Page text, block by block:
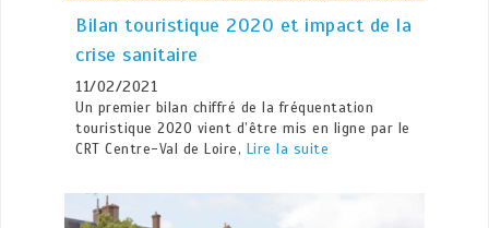
Bilan touristique 2020 et impact de la
crise sanitaire
11/02/2021
Un premier bilan chiffré de la fréquentation
touristique 2020 vient d’être mis en ligne par le
CRT Centre-Val de Loire, Lire la suite